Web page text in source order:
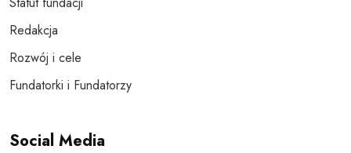
Redakcja
Rozwój i cele
Fundatorki i Fundatorzy
Social Media